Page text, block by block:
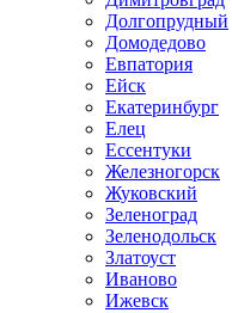
Долгопрудный
Домодедово
Евпатория
Ейск
Екатеринбург
Елец
Ессентуки
Железногорск
Жуковский
Зеленоград
Зеленодольск
Златоуст
Иваново
Ижевск